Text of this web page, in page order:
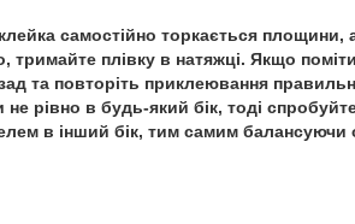
самостійно торкається площини,
тримайте плівку в натяжці. Якщо
та повторіть приклеювання
рівно в будь-який бік, тоді
в інший бік, тим самим балансуючи